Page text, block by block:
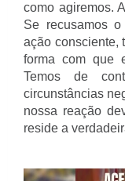
como agiremos.
Se recusamos
ação consciente,
forma com que
Temos de
circunstâncias
nossa reação
reside a